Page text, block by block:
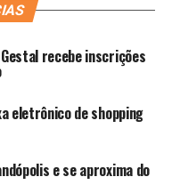
recebe inscrições
eletrônico de shopping
e se aproxima do